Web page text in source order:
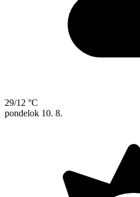
29/12 °C
pondelok 10. 8.